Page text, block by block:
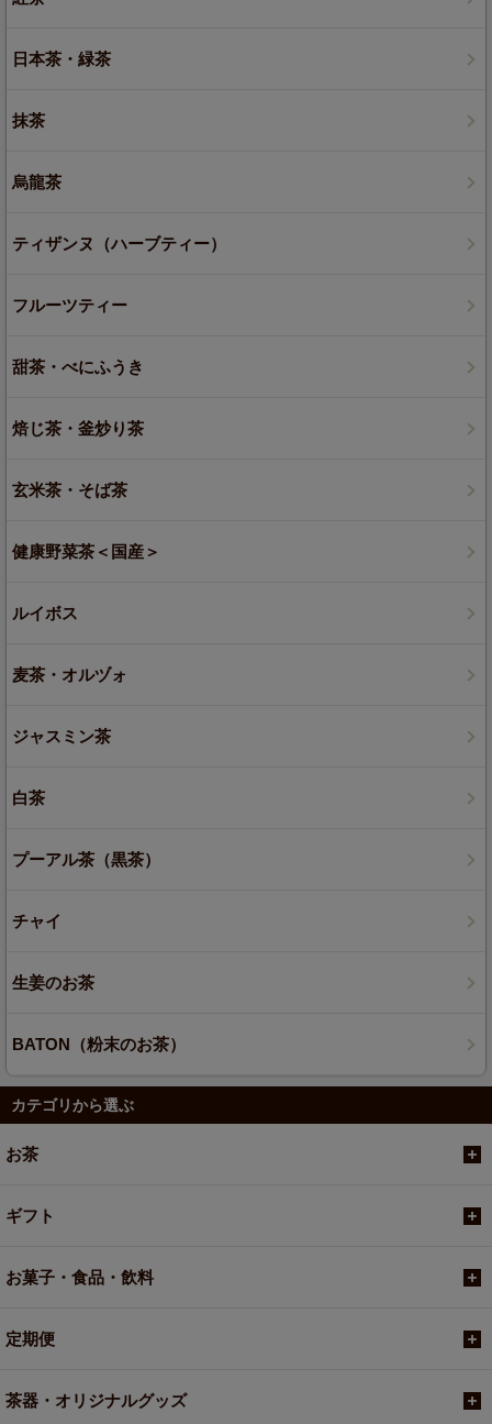
日本茶・緑茶
抹茶
烏龍茶
ティザンヌ（ハーブティー）
フルーツティー
甜茶・べにふうき
焙じ茶・釜炒り茶
玄米茶・そば茶
健康野菜茶＜国産＞
ルイボス
麦茶・オルヅォ
ジャスミン茶
白茶
プーアル茶（黒茶）
チャイ
生姜のお茶
BATON（粉末のお茶）
カテゴリから選ぶ
お茶
ギフト
お菓子・食品・飲料
定期便
茶器・オリジナルグッズ